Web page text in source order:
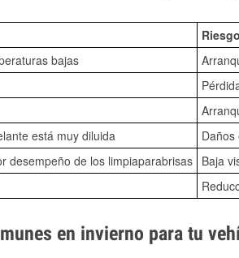
bajas
está muy diluida
desempeño de los limpiaparabrisas Baja
en invierno para tu